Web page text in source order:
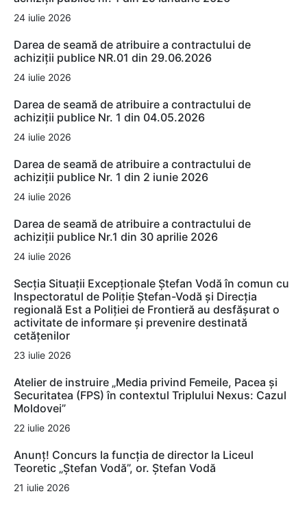
24 iulie 2026
Darea de seamă de atribuire a contractului de
achiziții publice NR.01 din 29.06.2026
24 iulie 2026
Darea de seamă de atribuire a contractului de
achiziții publice Nr. 1 din 04.05.2026
24 iulie 2026
Darea de seamă de atribuire a contractului de
achiziții publice Nr. 1 din 2 iunie 2026
24 iulie 2026
Darea de seamă de atribuire a contractului de
achiziții publice Nr.1 din 30 aprilie 2026
24 iulie 2026
Secția Situații Excepționale Ștefan Vodă în comun cu
Inspectoratul de Poliție Ștefan-Vodă și Direcția
regională Est a Poliției de Frontieră au desfășurat o
activitate de informare și prevenire destinată
cetățenilor
23 iulie 2026
Atelier de instruire „Media privind Femeile, Pacea și
Securitatea (FPS) în contextul Triplului Nexus: Cazul
Moldovei”
22 iulie 2026
Anunț! Concurs la funcția de director la Liceul
Teoretic „Ștefan Vodă”, or. Ștefan Vodă
21 iulie 2026